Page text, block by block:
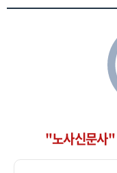
"노사신문사"